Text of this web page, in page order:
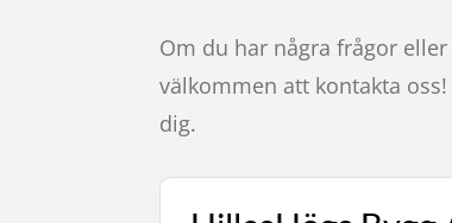
Om du har några frågor
välkommen att kontakta
dig.